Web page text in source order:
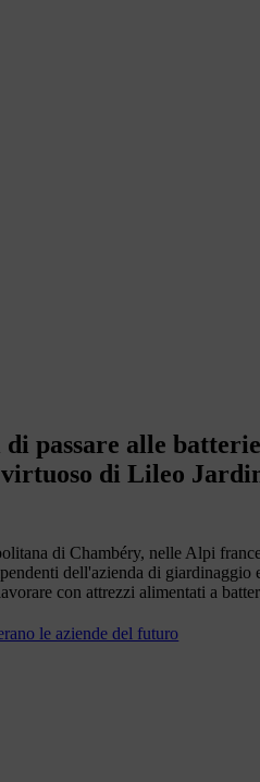
di passare alle
di Lileo
di Chambéry, nelle Alpi
dell'azienda di giardinaggio
con attrezzi alimentati a
le aziende del futuro